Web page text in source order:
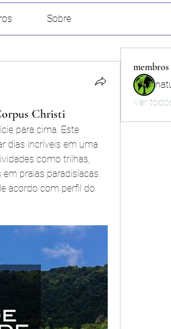
Sobre
Christi
para cima. Este
dias incríveis em uma
como trilhas,
praias paradisíacas.
acordo com perfil do
membros
Ver